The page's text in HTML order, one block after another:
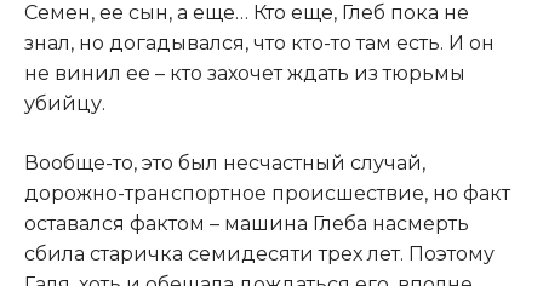
Семен, ее сын, а еще… Кто еще, Глеб пока не
знал, но догадывался, что кто-то там есть. И он
не винил ее – кто захочет ждать из тюрьмы
убийцу.​
​Вообще-то, это был несчастный случай,
дорожно-транспортное происшествие, но факт
оставался фактом – машина Глеба насмерть
сбила старичка семидесяти трех лет. Поэтому